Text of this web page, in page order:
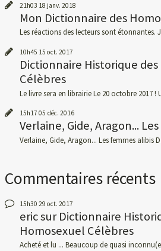
21h03 18 janv. 2018
Mon Dictionnaire des
Les réactions des lecteurs sont étonnantes.
10h45 15 oct. 2017
Dictionnaire Historique
Célèbres
Le livre sera en librairie Le 20 octobre 2017 !
15h17 05 déc. 2016
Verlaine, Gide, Aragon...
Verlaine, Gide, Aragon... Les femmes alibis
Commentaires récents
15h30 29 oct. 2017
ericsurDictionnaire
Homosexuel Célèbres
Acheté et lu ... Beaucoup de quasi